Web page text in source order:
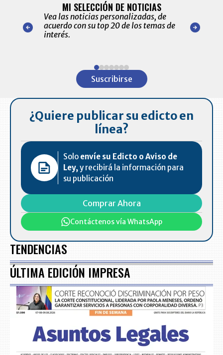
nuestro
para
MI SELECCIÓN DE NOTICIAS
Vea las noticias personalizadas, de
acuerdo con su top 20 de los temas de
interés.
de las
Suscribirse
¿Quiere publicar su edicto en
línea?
Solo envíe su Edicto o Aviso de
Ley,y recibirá la información para
su publicación
Comprar Ahora
Contáctenos vía WhatsApp
TENDENCIAS
ÚLTIMA EDICIÓN IMPRESA